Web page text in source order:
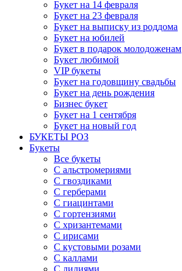
Букет на 14 февраля
Букет на 23 февраля
Букет на выписку из роддома
Букет на юбилей
Букет в подарок молодоженам
Букет любимой
VIP букеты
Букет на годовщину свадьбы
Букет на день рождения
Бизнес букет
Букет на 1 сентября
Букет на новый год
БУКЕТЫ РОЗ
Букеты
Все букеты
С альстромериями
С гвоздиками
С герберами
С гиацинтами
С гортензиями
С хризантемами
С ирисами
С кустовыми розами
С каллами
С лилиями